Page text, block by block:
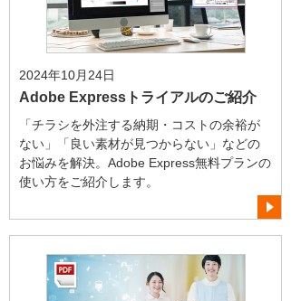
2024年10月24日
Adobe Expressトライアルのご紹介
「チラシを外注する納期・コストの余裕が
ない」「良い素材が見つからない」などの
お悩みを解決。Adobe Express無料プランの
使い方をご紹介します。